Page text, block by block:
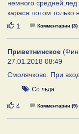
немного
карася потом только
Нравится
1 Комментарии (3)
Приветнинское
27.01.2018 08:49
Смолячково. При
Со льда
Нравится
4 Комментарии (9)